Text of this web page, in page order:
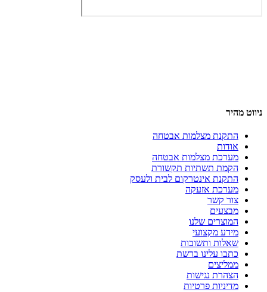
ניווט מהיר
התקנת מצלמות אבטחה
אודות
מערכת מצלמות אבטחה
הקמת תשתיות תקשורת
התקנת אינטרקום לבית ולעסק
מערכת אזעקה
צור קשר
מבצעים
המוצרים שלנו
מידע מקצועי
שאלות ותשובות
כתבו עלינו ברשת
ממליצים
הצהרת נגישות
מדיניות פרטיות